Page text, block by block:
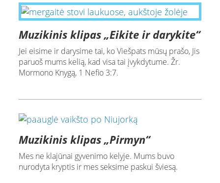
Muzikinis klipas „Eikite ir darykite“
Jei eisime ir darysime tai, ko Viešpats mūsų prašo, Jis
paruoš mums kelią, kad visa tai įvykdytume. Žr.
Mormono Knygą, 1 Nefio 3:7.
Muzikinis klipas „Pirmyn“
Mes ne klajūnai gyvenimo kelyje. Mums buvo
nurodyta kryptis ir mes seksime paskui šviesą.